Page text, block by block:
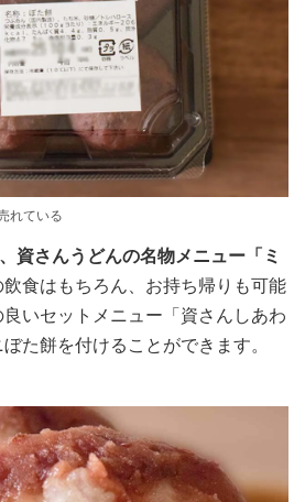
れている
資さんうどんの名物メニュー「ミ
飲食はもちろん、お持ち帰りも可能
いセットメニュー「資さんしあわ
た餅を付けることができます。